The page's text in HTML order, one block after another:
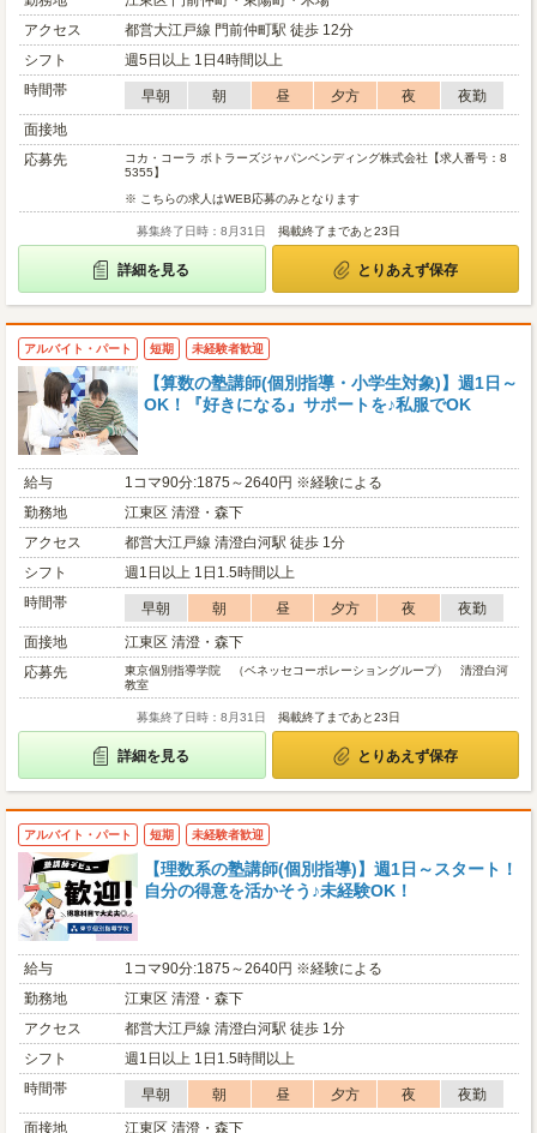
アクセス
都営大江戸線 門前仲町駅 徒歩 12分
シフト
週5日以上 1日4時間以上
時間帯
早朝 朝 昼 夕方 夜
夜勤
面接地
応募先
コカ・コーラ ボトラーズジャパンベンディング株式会社【求人番号：8
5355】
※ こちらの求人はWEB応募のみとなります
募集終了日時：8月31日 掲載終了まであと23日
詳細を見る とりあえず保存
アルバイト・パート 短期 未経験者歓迎
【算数の塾講師(個別指導・小学生対象)】週1日～
OK！『好きになる』サポートを♪私服でOK
給与
1コマ90分:1875～2640円 ※経験による
勤務地
江東区 清澄・森下
アクセス
都営大江戸線 清澄白河駅 徒歩 1分
シフト
週1日以上 1日1.5時間以上
時間帯
早朝 朝 昼 夕方 夜
夜勤
面接地
江東区 清澄・森下
応募先
東京個別指導学院 （ベネッセコーポレーショングループ） 清澄白河
教室
募集終了日時：8月31日 掲載終了まであと23日
詳細を見る とりあえず保存
アルバイト・パート 短期 未経験者歓迎
【理数系の塾講師(個別指導)】週1日～スタート！
自分の得意を活かそう♪未経験OK！
給与
1コマ90分:1875～2640円 ※経験による
勤務地
江東区 清澄・森下
アクセス
都営大江戸線 清澄白河駅 徒歩 1分
シフト
週1日以上 1日1.5時間以上
時間帯
早朝 朝 昼 夕方 夜
夜勤
面接地
江東区 清澄・森下